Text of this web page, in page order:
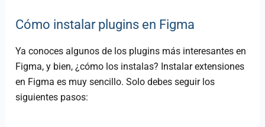
Cómo instalar plugins en Figma
Ya conoces algunos de los plugins más interesantes en
Figma, y bien, ¿cómo los instalas? Instalar extensiones
en Figma es muy sencillo. Solo debes seguir los
siguientes pasos: